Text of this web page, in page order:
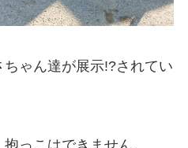
ゃん達が展示!?されてい